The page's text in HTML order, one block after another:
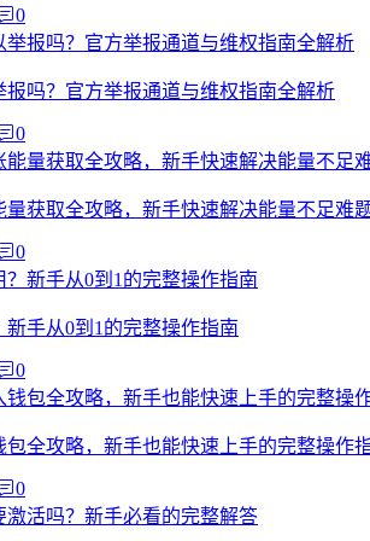
0
报吗？官方举报通道与维权指南全解析
0
量获取全攻略，新手快速解决能量不足难
0
新手从0到1的完整操作指南
0
包全攻略，新手也能快速上手的完整操作
0